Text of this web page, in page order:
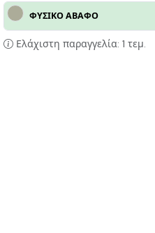
ΦΥΣΙΚΟ ΑΒΑΦΟ
Ελάχιστη παραγγελία: 1 τεμ.